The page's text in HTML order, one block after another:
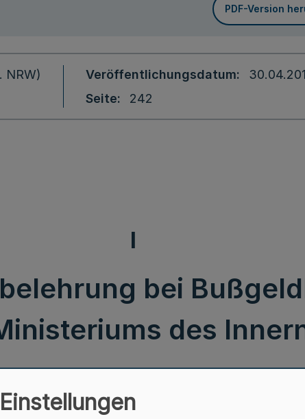
PDF-Version
NRW)
Veröffentlichungsdatum
Seite
242
I
bei
des
Rechtsbehelfsbelehrung